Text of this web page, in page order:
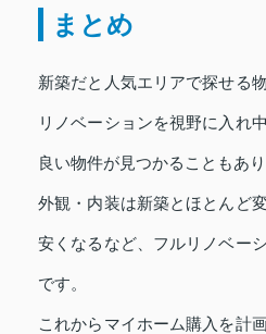
まとめ
新築だと人気エリアで探せる
リノベーションを視野に入れ
良い物件が見つかることもあり
外観・内装は新築とほとんど
安くなるなど、フルリノベー
です。
これからマイホーム購入を計